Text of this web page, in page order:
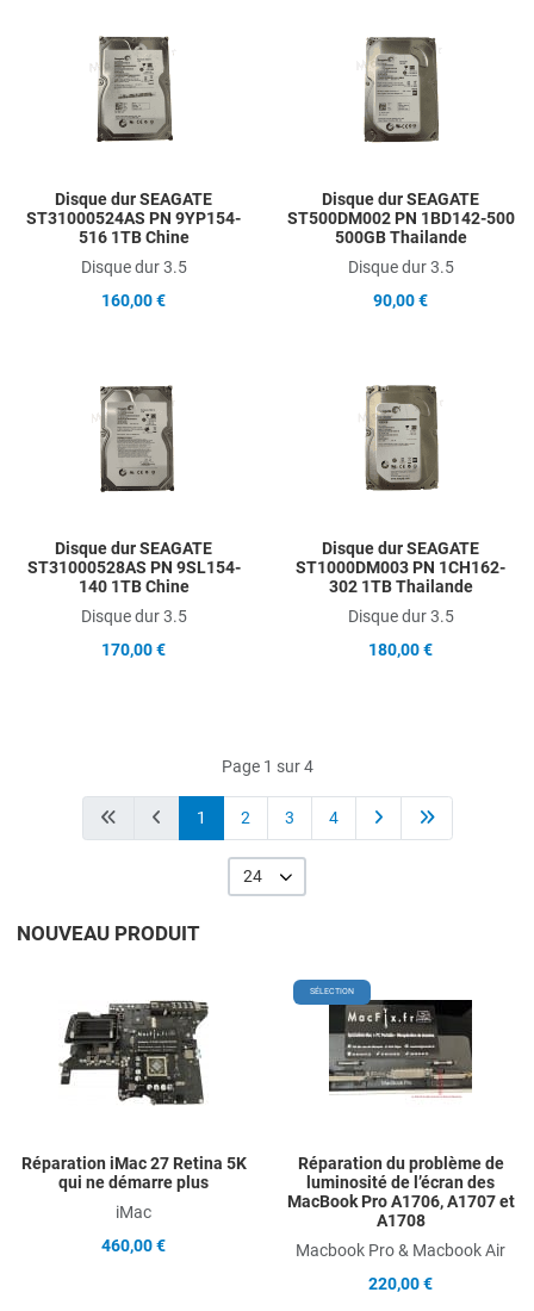
Add to Compare
Disque dur SEAGATE
ST31000524AS PN 9YP154-
516 1TB Chine
Disque dur 3.5
160,00 €
Disque dur SEAGATE
ST500DM002 PN 1BD142-500
500GB Thailande
Disque dur 3.5
90,00 €
Add to Compare
Disque dur SEAGATE
ST31000528AS PN 9SL154-
140 1TB Chine
Disque dur 3.5
170,00 €
Disque dur SEAGATE
ST1000DM003 PN 1CH162-
302 1TB Thailande
Disque dur 3.5
180,00 €
Page 1 sur 4
1 2 3 4
24
NOUVEAU PRODUIT
Add to Wishlist
Add to Compare
Quick View
Réparation iMac 27 Retina 5K
qui ne démarre plus
iMac
460,00 €
SÉLECTION
Réparation du problème de
luminosité de l’écran des
MacBook Pro A1706, A1707 et
A1708
Macbook Pro & Macbook Air
220,00 €